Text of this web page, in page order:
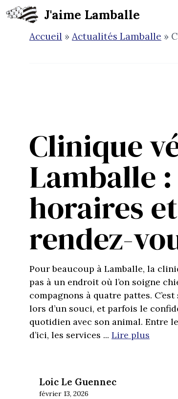
Aller
au
contenu
J'aime Lamballe
Accueil » Actualités Lamballe »
Clinique
Lamballe
horaires
rendez-
Pour beaucoup à Lamballe, la
pas à un endroit où l’on soigne
compagnons à quatre pattes.
lors d’un souci, et parfois le
quotidien avec son animal. Entre
d’ici, les services ... Lire plus
Loic Le Guennec
février 13, 2026